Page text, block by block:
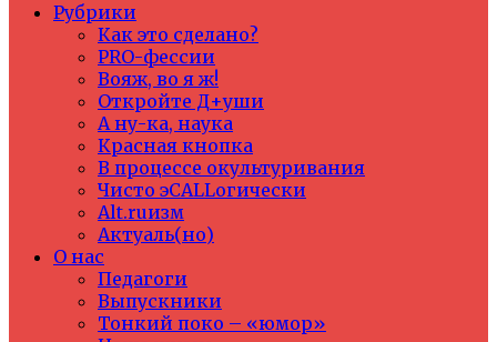
Рубрики
Как это сделано?
PRO-фессии
Вояж, во я ж!
Откройте Д+уши
А ну-ка, наука
Красная кнопка
В процессе окультуривания
Чисто эCALLогически
Alt.ruизм
Актуаль(но)
О нас
Педагоги
Выпускники
Тонкий поко – «юмор»